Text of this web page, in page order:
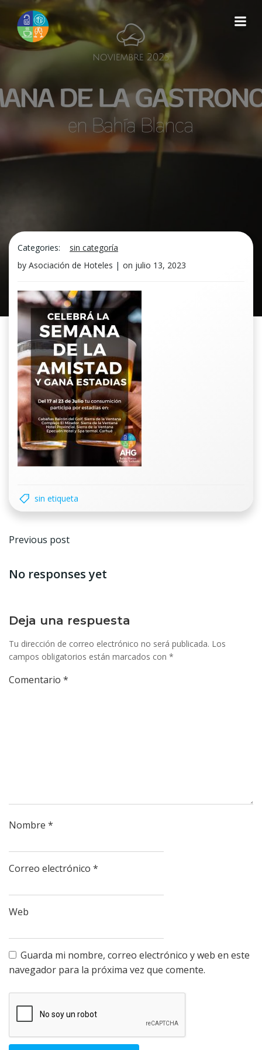
al
contenido
Categories:
sin categoría
by Asociación de Hoteles | on julio 13, 2023
sin etiqueta
Navegación
por
entradas
Previous post
No responses yet
Deja una respuesta
Tu dirección de correo electrónico no será publicada. Los
campos obligatorios están marcados con *
Comentario *
Nombre *
Correo electrónico *
Web
Guarda mi nombre, correo electrónico y web en este
navegador para la próxima vez que comente.